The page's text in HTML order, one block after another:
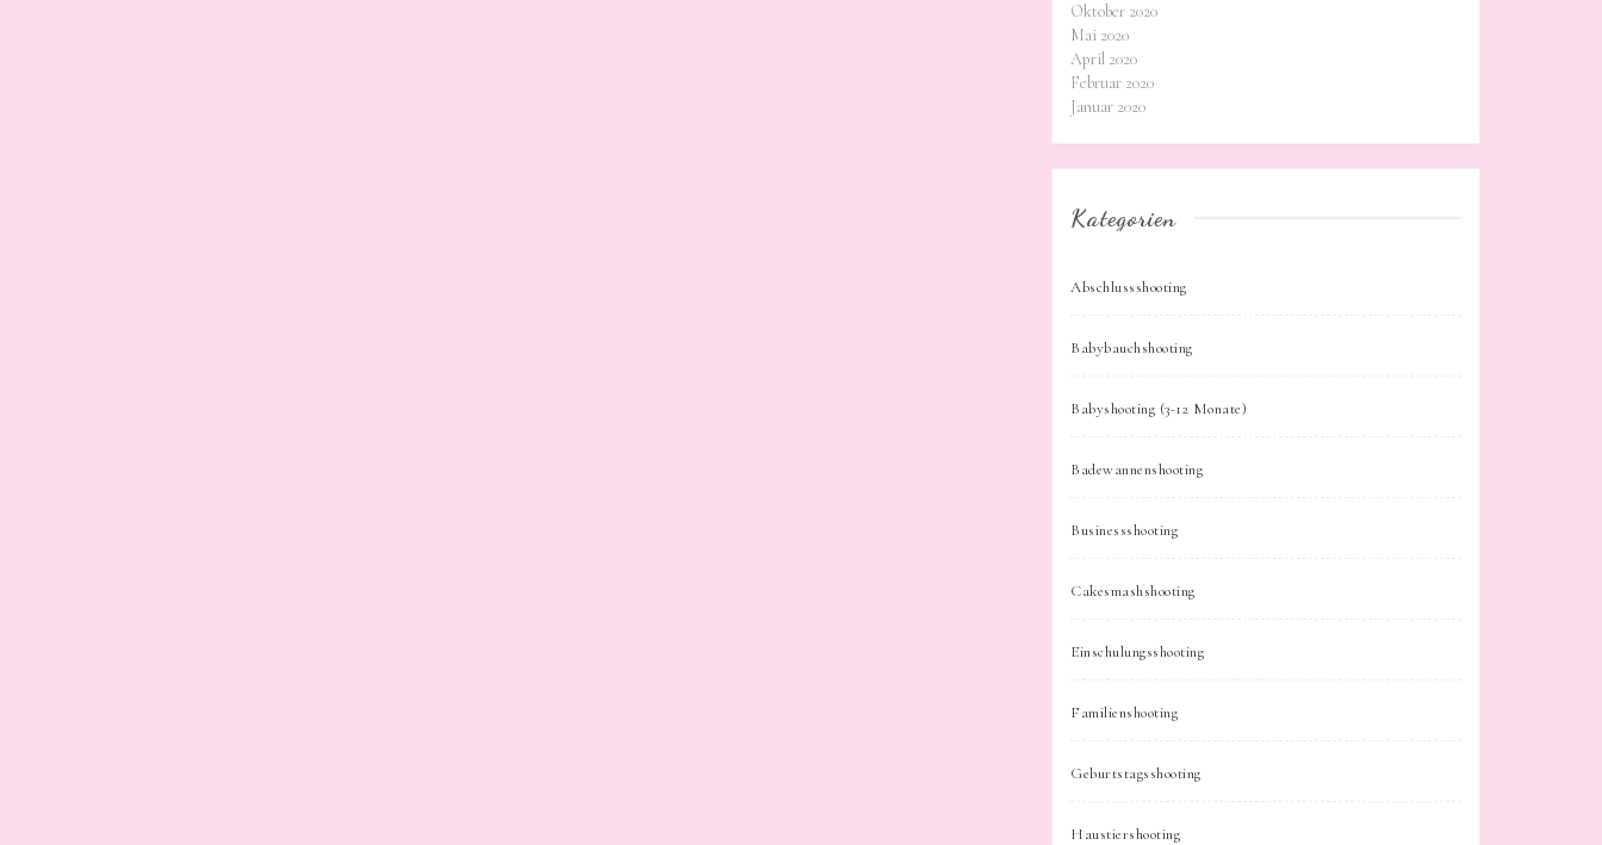
Oktober 2020
Mai 2020
April 2020
Februar 2020
Januar 2020
Kategorien
Abschlussshooting
Babybauchshooting
Babyshooting (3-12 Monate)
Badewannenshooting
Businessshooting
Cakesmashshooting
Einschulungsshooting
Familienshooting
Geburtstagsshooting
Haustiershooting